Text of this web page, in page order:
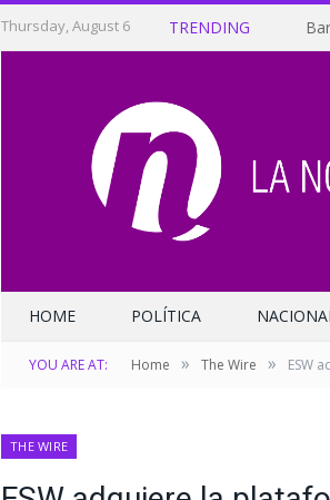
Thursday, August 6 TRENDING
HOME POLÍTICA
YOU ARE AT: Home » The Wire » ESW
THE WIRE